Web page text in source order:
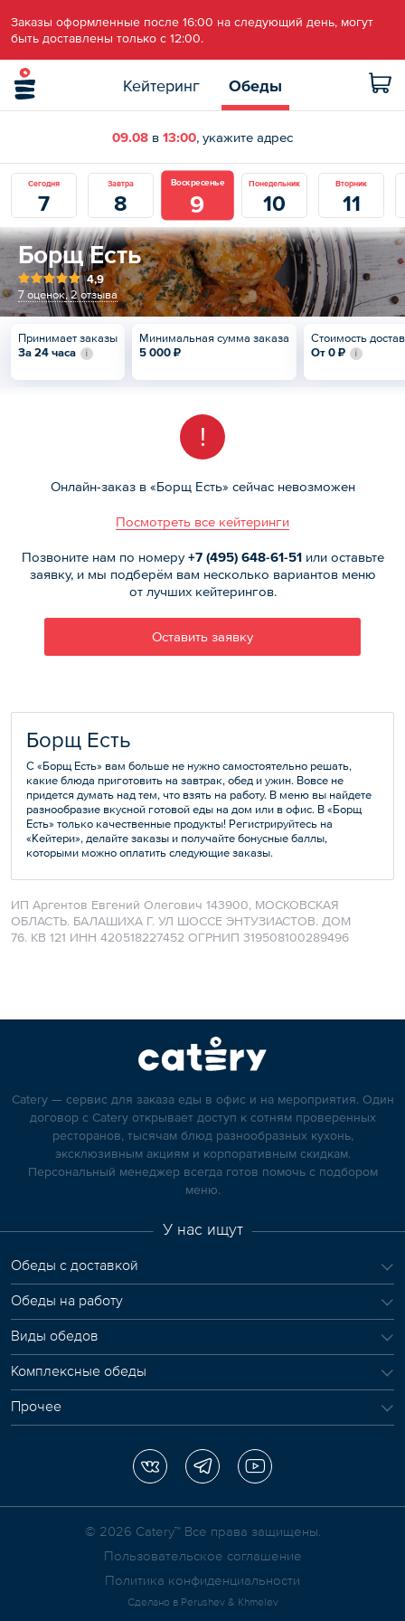
Заказы оформленные после 16:00 на следующий день, могут
быть доставлены только с 12:00.
Кейтеринг Обеды
09.08 в 13:00, укажите адрес
Сегодня
7
Завтра
8
Воскресенье
9
Понедельник
10
Вторник
11
Борщ Есть
4,9
7 оценок,2 отзыва
Принимает заказы
За 24 часа
Минимальная сумма заказа
5 000 ₽
Стоимость
От 0 ₽
!
Онлайн-заказ в «Борщ Есть» сейчас невозможен
Посмотреть все кейтеринги
Позвоните нам по номеру+7 (495) 648-61-51или оставьте
заявку, и мы подберём вам несколько вариантов меню
от лучших кейтерингов.
Оставить заявку
Борщ Есть
C «Борщ Есть» вам больше не нужно самостоятельно решать,
какие блюда приготовить на завтрак, обед и ужин. Вовсе не
придется думать над тем, что взять на работу. В меню вы найдете
разнообразие вкусной готовой еды на дом или в офис. В «Борщ
Есть» только качественные продукты! Регистрируйтесь на
«Кейтери», делайте заказы и получайте бонусные баллы,
которыми можно оплатить следующие заказы.
ИП Аргентов Евгений Олегович 143900, МОСКОВСКАЯ
ОБЛАСТЬ. БАЛАШИХА Г. УЛ ШОССЕ ЭНТУЗИАСТОВ. ДОМ
76. КВ 121 ИНН 420518227452 ОГРНИП 319508100289496
Catery — сервис для заказа еды в офис и на мероприятия. Один
договор с Catery открывает доступ к сотням проверенных
ресторанов, тысячам блюд разнообразных кухонь,
эксклюзивным акциям и корпоративным скидкам.
Персональный менеджер всегда готов помочь с подбором
меню.
У нас ищут
Обеды с доставкой
Обеды на работу
Виды обедов
Комплексные обеды
Прочее
© 2026 Сatery™ Все права защищены.
Пользовательское соглашение
Политика конфиденциальности
Сделано в Perushev & Khmelev